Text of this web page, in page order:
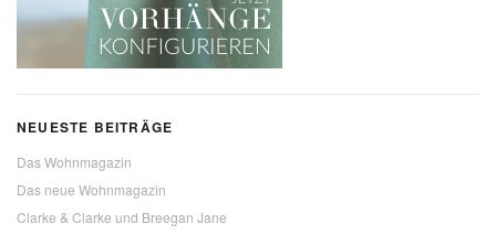
NEUESTE BEITRÄGE
Das Wohnmagazin
Das neue Wohnmagazin
Clarke & Clarke und Breegan Jane